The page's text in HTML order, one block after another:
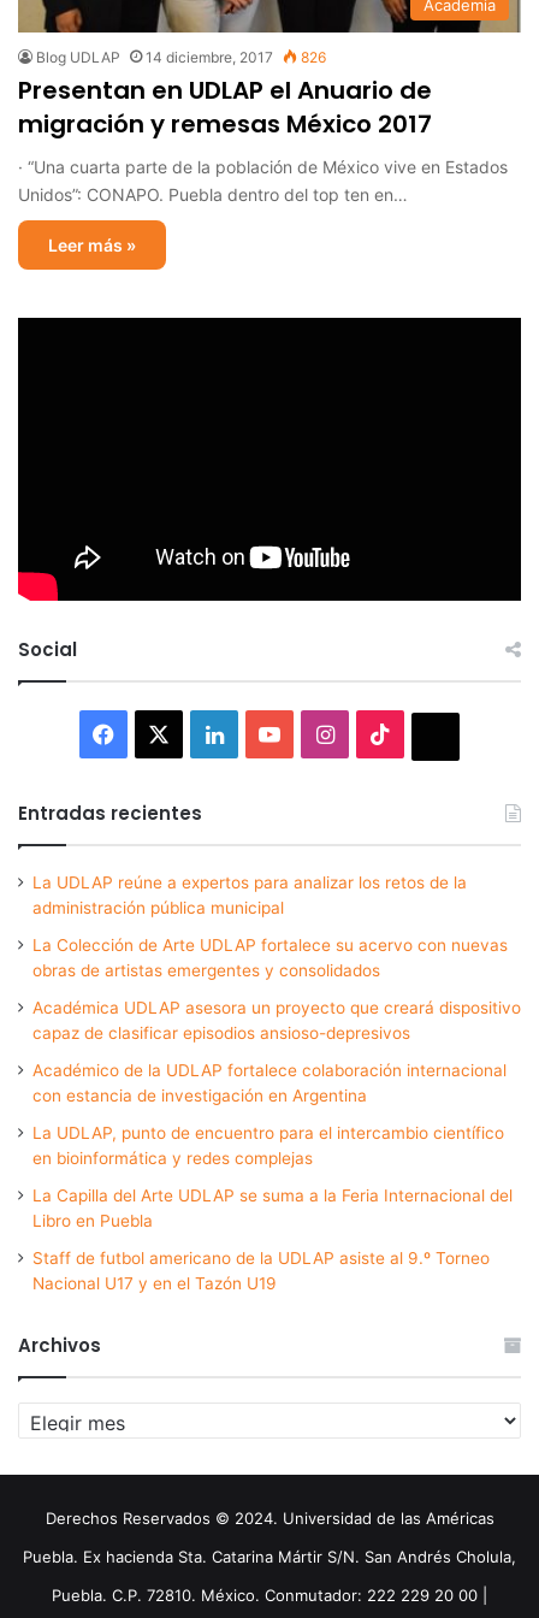
Academia
Blog UDLAP 14 diciembre, 2017 826
Presentan en UDLAP el Anuario de
migración y remesas México 2017
· “Una cuarta parte de la población de México vive en Estados
Unidos”: CONAPO. Puebla dentro del top ten en…
Leer más »
Social
Facebook LinkedInYouTubeInstagram
Entradas recientes
La UDLAP reúne a expertos para analizar los retos de la
administración pública municipal
La Colección de Arte UDLAP fortalece su acervo con nuevas
obras de artistas emergentes y consolidados
Académica UDLAP asesora un proyecto que creará dispositivo
capaz de clasificar episodios ansioso-depresivos
Académico de la UDLAP fortalece colaboración internacional
con estancia de investigación en Argentina
La UDLAP, punto de encuentro para el intercambio científico
en bioinformática y redes complejas
La Capilla del Arte UDLAP se suma a la Feria Internacional del
Libro en Puebla
Staff de futbol americano de la UDLAP asiste al 9.º Torneo
Nacional U17 y en el Tazón U19
Archivos
Archivos
Derechos Reservados © 2024. Universidad de las Américas
Puebla. Ex hacienda Sta. Catarina Mártir S/N. San Andrés Cholula,
Puebla. C.P. 72810. México. Conmutador: 222 229 20 00 |